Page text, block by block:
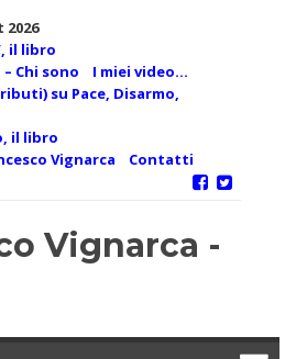
il libro
Chi sono
I miei video…
su Pace, Disarmo,
il libro
Vignarca
Contatti
Vignarca -